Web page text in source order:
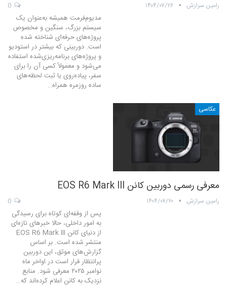
رامین سرازش ۱۴۰۴/۰۷/۲۶
مدیوم‌فرمت همیشه به‌عنوان یک
سیستم بزرگ، سنگین و مخصوص
پروژه‌های حرفه‌ای شناخته شده
است. دوربینی که بیشتر در استودیو
و پروژه‌های برنامه‌ریزی‌شده استفاده
می‌شود و معمولاً کسی آن را برای
سفر، پیاده‌روی یا ثبت لحظه‌های
ساده روزمره همراه…
عکاسی
معرفی رسمی دوربین کانن EOS R6 Mark III
رامین سرازش ۱۴۰۴/۰۷/۲۰
پس از وقفه‌ای کوتاه برای رسیدگی
به امور داخلی، حالا خبرهای تازه‌ای
از دنیای کانن EOS R6 Mark III
منتشر شده است. بر اساس
گزارش‌های موثق، این دوربین
پرانتظار قرار است در اواخر ماه
نوامبر ۲۰۲۵ معرفی شود. منابع
نزدیک به کانن اعلام کرده‌اند که…